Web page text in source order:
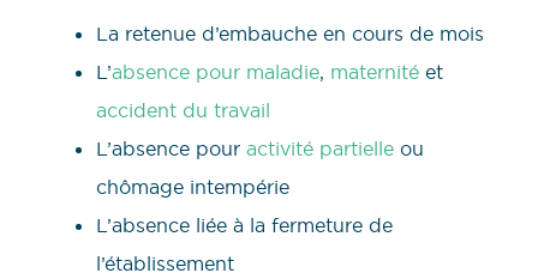
La retenue d’embauche en cours de mois
L’absence pour maladie, maternité et
accident du travail
L’absence pour activité partielle ou
chômage intempérie
L’absence liée à la fermeture de
l’établissement